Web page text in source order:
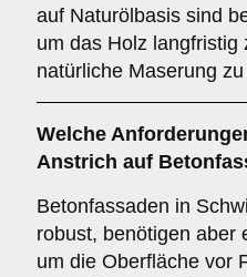
auf Naturölbasis sind
um das Holz langfristig
natürliche Maserung
Welche
Anstrich auf
Betonfassaden in
robust, benötigen aber
um die Oberfläche vor